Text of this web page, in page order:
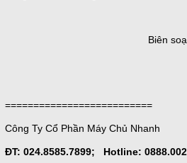
Biên soạn nội dung:
==========================
Công Ty Cổ Phần Máy Chủ Nhanh
ĐT: 024.8585.7899; Hotline: